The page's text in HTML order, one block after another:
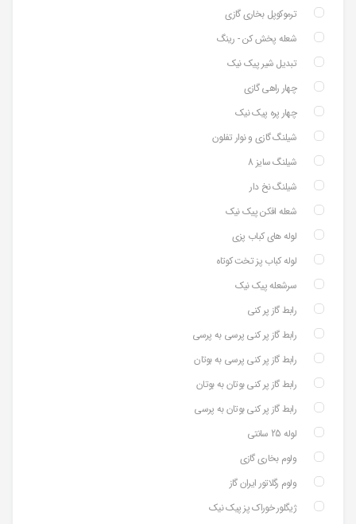
ترموکوپل بخاری گازی
شعله پخش کن - رینگ
تبدیل شیر پیک نیک
چهار راهی گازی
چهار پره پیک نیک
شیلنگ گازی و نوار تفلون
شیلنگ سایز 8
شیلنگ نخ دار
شعله افکن پیک نیک
لوله های کباب پزی
لوله کباب پز تخت کوتاه
سرشعله پیک نیک
رابط گاز پر کنی
رابط گاز پر کنی پرسی به پرسی
رابط گاز پر کنی پرسی به بوتان
رابط گاز پر کنی بوتان به بوتان
رابط گاز پر کنی بوتان به پرسی
لوله 25 سانتی
ولوم بخاری گازی
ولوم رگلاتور ایران گاز
ژیگلور خوراک پز پیک نیک